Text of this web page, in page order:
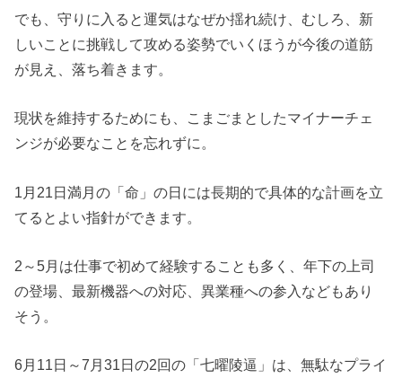
でも、守りに入ると運気はなぜか揺れ続け、むしろ、新
しいことに挑戦して攻める姿勢でいくほうが今後の道筋
が見え、落ち着きます。
現状を維持するためにも、こまごまとしたマイナーチェ
ンジが必要なことを忘れずに。
1月21日満月の「命」の日には長期的で具体的な計画を立
てるとよい指針ができます。
2～5月は仕事で初めて経験することも多く、年下の上司
の登場、最新機器への対応、異業種への参入などもあり
そう。
6月11日～7月31日の2回の「七曜陵逼」は、無駄なプライ